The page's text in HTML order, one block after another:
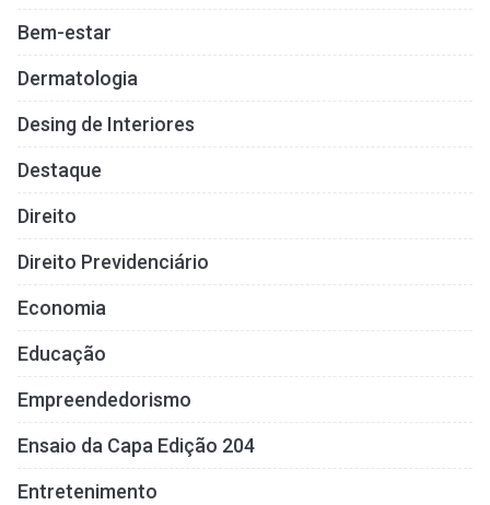
Bem-estar
Dermatologia
Desing de Interiores
Destaque
Direito
Direito Previdenciário
Economia
Educação
Empreendedorismo
Ensaio da Capa Edição 204
Entretenimento